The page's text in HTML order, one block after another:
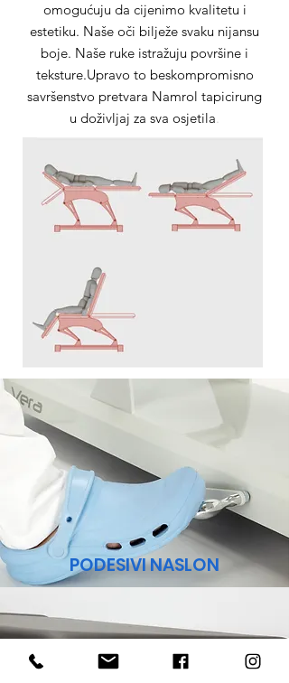
omogućuju da cijenimo kvalitetu i
estetiku. Naše oči bilježe svaku nijansu
boje. Naše ruke istražuju površine i
teksture.Upravo to beskompromisno
savršenstvo pretvara Namrol tapicirung
u doživljaj za sva osjetila.
PODESIVI NASLON